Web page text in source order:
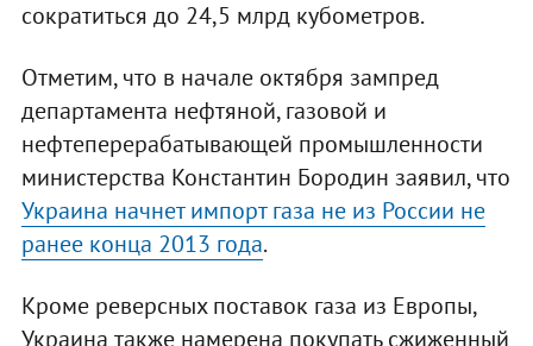
сократиться до 24,5 млрд кубометров.
Отметим, что в начале октября зампред
департамента нефтяной, газовой и
нефтеперерабатывающей промышленности
министерства Константин Бородин заявил, что
Украина начнет импорт газа не из России не
ранее конца 2013 года.
Кроме реверсных поставок газа из Европы,
Украина также намерена покупать сжиженный